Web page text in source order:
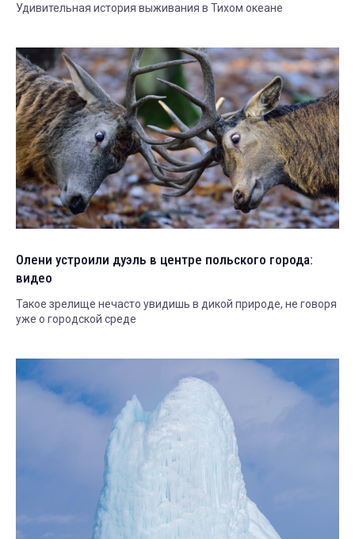
Удивительная история выживания в Тихом океане
Олени устроили дуэль в центре польского города:
видео
Такое зрелище нечасто увидишь в дикой природе, не говоря
уже о городской среде